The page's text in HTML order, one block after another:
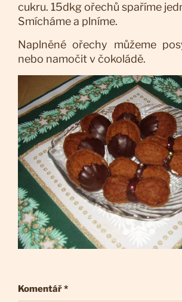
cukru. 15dkg ořechů spaříme
Smícháme a plníme.
Naplněné ořechy můžeme
nebo namočit v čokoládě.
Komentář*